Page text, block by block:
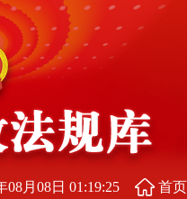
08月08日 01:19:26 首页